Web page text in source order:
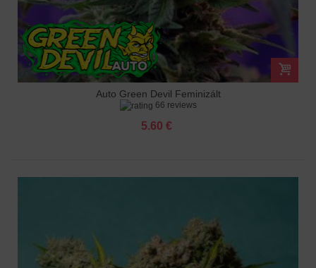
Auto Green Devil Feminizált
66 reviews
5.60 €